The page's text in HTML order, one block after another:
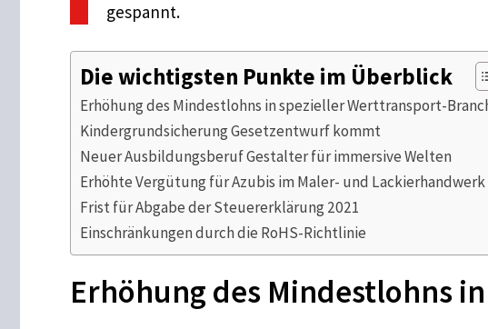
gespannt.
Die wichtigsten Punkte im Überblick
Erhöhung des Mindestlohns in spezieller Werttransport-
Kindergrundsicherung Gesetzentwurf kommt
Neuer Ausbildungsberuf Gestalter für immersive Welten
Erhöhte Vergütung für Azubis im Maler- und Lackierhandwerk
Frist für Abgabe der Steuererklärung 2021
Einschränkungen durch die RoHS-Richtlinie
Erhöhung des Mindestlohns